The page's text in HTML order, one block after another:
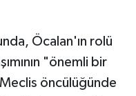
Öcalan'ın rolü
"önemli bir
öncülüğünde